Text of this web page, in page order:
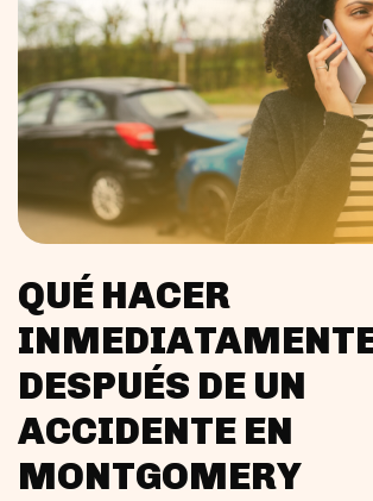
QUÉ HACER
DESPUÉS DE UN
ACCIDENTE EN
MONTGOMERY